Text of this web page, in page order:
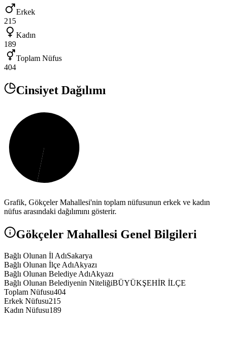
Erkek
215
Kadın
189
Toplam Nüfus
404
Cinsiyet Dağılımı
Grafik, GökçelerMahallesi'nin toplam nüfusunun erkek ve kadın
nüfus arasındaki dağılımını gösterir.
Gökçeler Mahallesi Genel Bilgileri
Bağlı Olunan İl AdıSakarya
Bağlı Olunan İlçe AdıAkyazı
Bağlı Olunan Belediye AdıAkyazı
Bağlı Olunan Belediyenin NiteliğiBÜYÜKŞEHİR İLÇE
Toplam Nüfusu404
Erkek Nüfusu215
Kadın Nüfusu189